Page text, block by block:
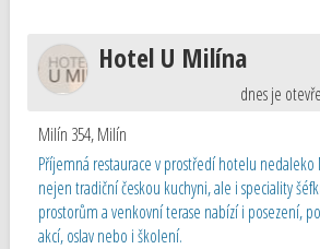
Hotel U Milína
dnes je
Milín 354,Milín
Příjemná restaurace v prostředí hotelu nedaleko
nejen tradiční českou kuchyni, ale i speciality
prostorům a venkovní terase nabízí i posezení,
akcí, oslav nebo i školení.